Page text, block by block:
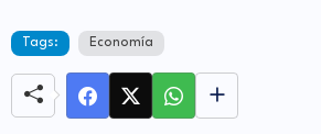
Tags: Economía